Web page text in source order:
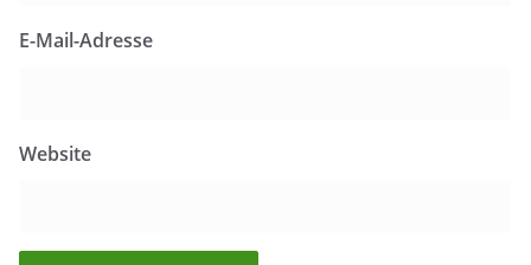
E-Mail-Adresse
Website